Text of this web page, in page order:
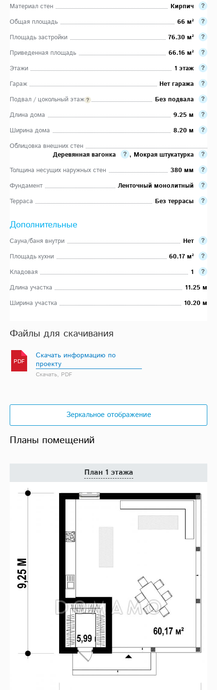
Материал стен
Кирпич
Общая площадь
66 м²
Площадь застройки
76.30 м²
Приведенная площадь
66.16 м²
Этажи
1 этаж
Гараж
Нет гаража
Подвал / цокольный этаж
Без подвала
Длина дома
9.25 м
Ширина дома
8.20 м
Облицовка внешних стен
Деревянная вагонка
, Мокрая штукатурка
Толщина несущих наружных стен
380 мм
Фундамент
Ленточный монолитный
Терраса
Без террасы
Дополнительные
Сауна/баня внутри
Нет
Площадь кухни
60.17 м²
Кладовая
1
Длина участка
11.25 м
Ширина участка
10.20 м
Файлы для скачивания
PDF
Скачать информацию по
проекту
Скачать, PDF
Планы помещений
Зеркальное отображение
План 1 этажа